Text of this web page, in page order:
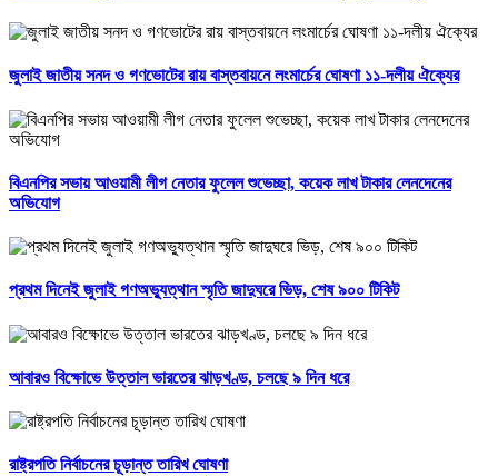
জুলাই জাতীয় সনদ ও গণভোটের রায় বাস্তবায়নে লংমার্চের ঘোষণা ১১-দলীয় ঐক্যের
বিএনপির সভায় আওয়ামী লীগ নেতার ফুলেল শুভেচ্ছা, কয়েক লাখ টাকার লেনদেনের
অভিযোগ
প্রথম দিনেই জুলাই গণঅভ্যুত্থান স্মৃতি জাদুঘরে ভিড়, শেষ ৯০০ টিকিট
আবারও বিক্ষোভে উত্তাল ভারতের ঝাড়খণ্ড, চলছে ৯ দিন ধরে
রাষ্ট্রপতি নির্বাচনের চূড়ান্ত তারিখ ঘোষণা